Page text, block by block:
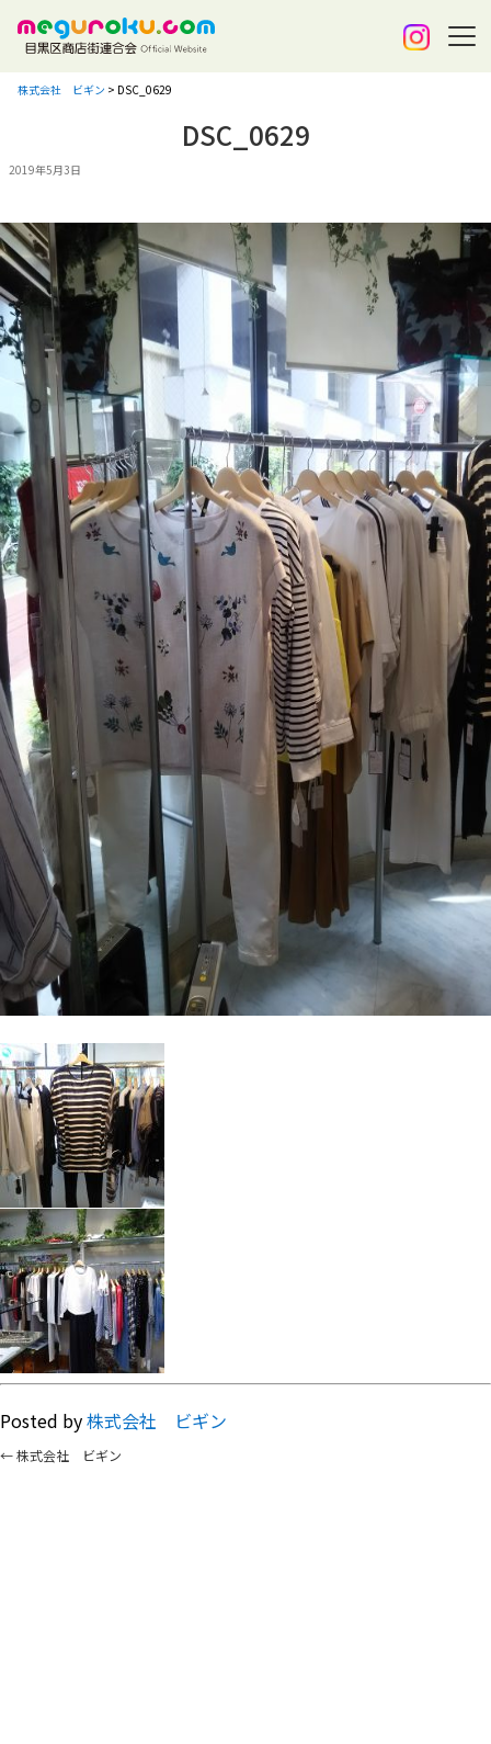
株式会社 ビギン > DSC_0629
DSC_0629
2019年5月3日
Posted by株式会社 ビギン
←株式会社 ビギン